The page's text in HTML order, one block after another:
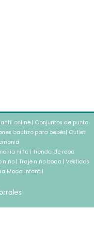
online | Conjuntos de punto
bautizo para bebés| Outlet
niña | Tienda de ropa
niño| Traje niño boda | Vestidos
Moda Infantil